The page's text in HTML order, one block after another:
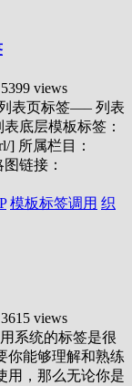
5399 views
表页标签—– 列表
表底层模板标签：
] 所属栏目：
链接：
模板标签调用 织
3615 views
系统的标签是很
你能够理解和熟练
用，那么无论你是